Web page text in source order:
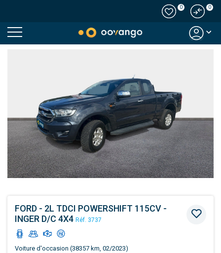
0 0
FORD - 2L TDCI POWERSHIFT 115CV -
INGER D/C 4X4 Réf. 3737
Voiture d'occasion (38357 km, 02/2023)
Modal country